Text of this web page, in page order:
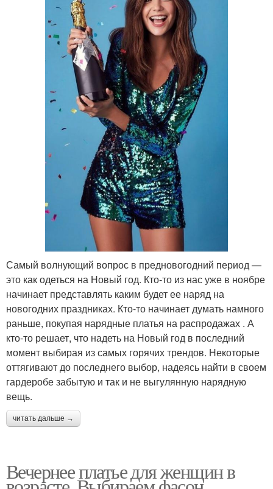
Самый волнующий вопрос в предновогодний период —
это как одеться на Новый год. Кто-то из нас уже в ноябре
начинает представлять каким будет ее наряд на
новогодних праздниках. Кто-то начинает думать намного
раньше, покупая нарядные платья на распродажах . А
кто-то решает, что надеть на Новый год в последний
момент выбирая из самых горячих трендов. Некоторые
оттягивают до последнего выбор, надеясь найти в своем
гардеробе забытую и так и не выгулянную нарядную
вещь.
читать дальше →
Вечернее платье для женщин в